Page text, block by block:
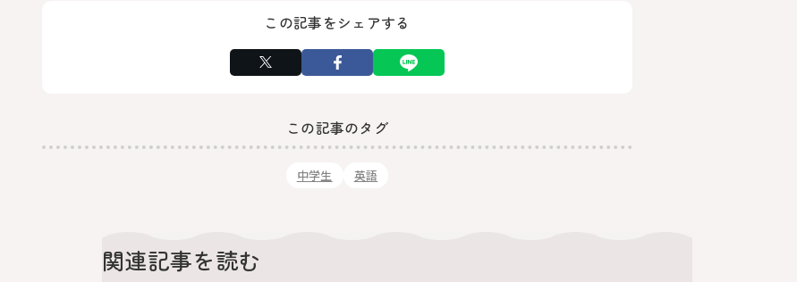
この記事をシェアする
この記事のタグ
中学生 英語
関連記事を読む